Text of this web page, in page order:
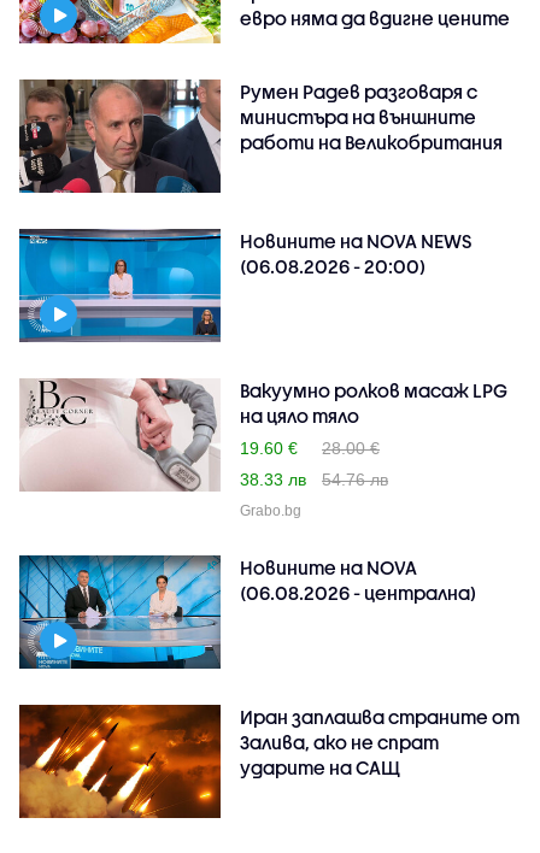
евро няма да вдигне цените
Румен Радев разговаря с
министъра на външните
работи на Великобритания
Новините на NOVA NEWS
(06.08.2026 - 20:00)
Вакуумно ролков масаж LPG
на цяло тяло
19.60 €
28.00 €
38.33 лв
54.76 лв
Grabo.bg
Новините на NOVA
(06.08.2026 - централна)
Иран заплашва страните от
Залива, ако не спрат
ударите на САЩ